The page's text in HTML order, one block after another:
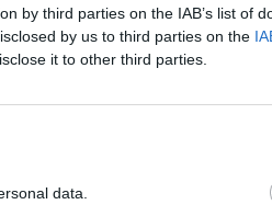
by third parties on the IAB’s list of
by us to third parties on the
it to other third parties.
data.